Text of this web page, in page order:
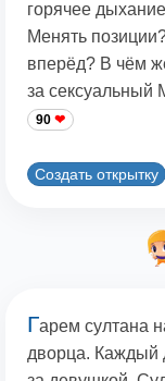
горячее
Менять
вперёд? В чём
за сексуальный
90
Создать открытку
Гарем султана
дворца. Каждый